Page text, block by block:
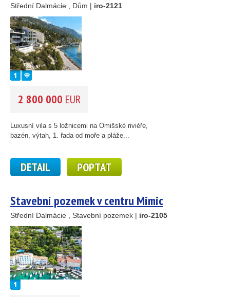
Střední Dalmácie , Dům | iro-2121
2 800 000 EUR
Luxusní vila s 5 ložnicemi na Omišské riviéře,
bazén, výtah, 1. řada od moře a pláže...
DETAIL POPTAT
Stavební pozemek v centru Mimic
Střední Dalmácie , Stavební pozemek | iro-2105